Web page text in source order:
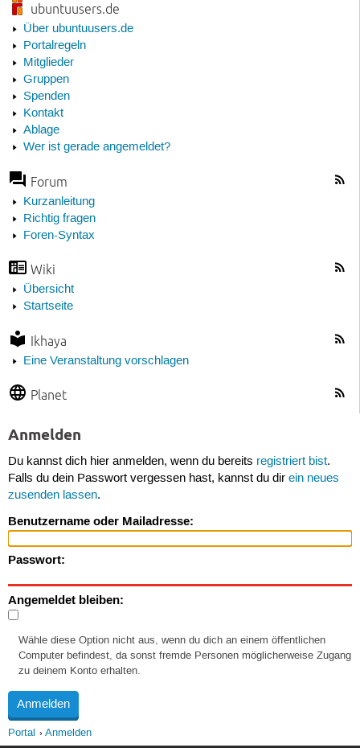
ubuntuusers.de
Über ubuntuusers.de
Portalregeln
Mitglieder
Gruppen
Spenden
Kontakt
Ablage
Wer ist gerade angemeldet?
Forum
Kurzanleitung
Richtig fragen
Foren-Syntax
Wiki
Übersicht
Startseite
Ikhaya
Eine Veranstaltung vorschlagen
Planet
Anmelden
Du kannst dich hier anmelden, wenn du bereits registriert bist.
Falls du dein Passwort vergessen hast, kannst du dir ein neues
zusenden lassen.
Benutzername oder Mailadresse:
Passwort:
Angemeldet bleiben:
Wähle diese Option nicht aus, wenn du dich an einem öffentlichen
Computer befindest, da sonst fremde Personen möglicherweise Zugang
zu deinem Konto erhalten.
Portal Anmelden